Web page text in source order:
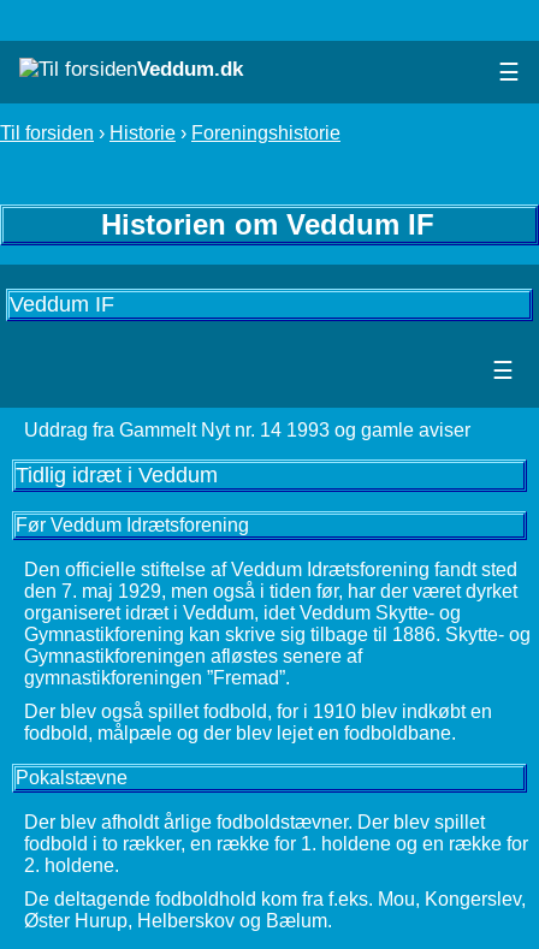
Veddum.dk ☰
Til forsiden › Historie › Foreningshistorie
Historien om Veddum IF
Veddum IF
☰
Uddrag fra Gammelt Nyt nr. 14 1993 og gamle aviser
Tidlig idræt i Veddum
Før Veddum Idrætsforening
Den officielle stiftelse af Veddum Idrætsforening fandt sted
den 7. maj 1929, men også i tiden før, har der været dyrket
organiseret idræt i Veddum, idet Veddum Skytte- og
Gymnastikforening kan skrive sig tilbage til 1886. Skytte- og
Gymnastikforeningen afløstes senere af
gymnastikforeningen ”Fremad”.
Der blev også spillet fodbold, for i 1910 blev indkøbt en
fodbold, målpæle og der blev lejet en fodboldbane.
Pokalstævne
Der blev afholdt årlige fodboldstævner. Der blev spillet
fodbold i to rækker, en række for 1. holdene og en række for
2. holdene.
De deltagende fodboldhold kom fra f.eks. Mou, Kongerslev,
Øster Hurup, Helberskov og Bælum.